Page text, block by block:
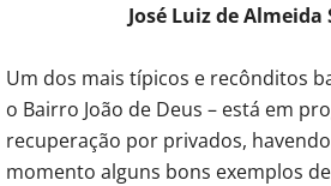
José Luiz de Almeida
Um dos mais típicos e recônditos
o Bairro João de Deus – está em
recuperação por privados,
momento alguns bons exemplos